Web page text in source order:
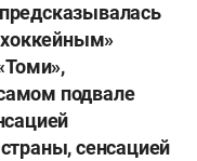
подвале
сенсацией